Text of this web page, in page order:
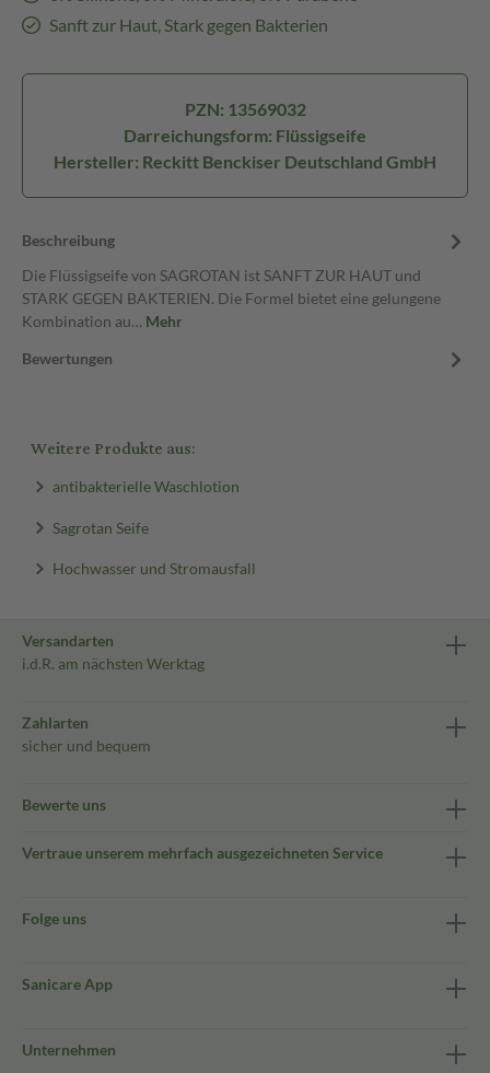
Sanft zur Haut, Stark gegen Bakterien
PZN: 13569032
Darreichungsform: Flüssigseife
Hersteller: Reckitt Benckiser Deutschland GmbH
Beschreibung
Die Flüssigseife von SAGROTAN ist SANFT ZUR HAUT und
STARK GEGEN BAKTERIEN. Die Formel bietet eine gelungene
Kombination au… Mehr
Bewertungen
Weitere Produkte aus:
antibakterielle Waschlotion
Sagrotan Seife
Hochwasser und Stromausfall
Versandarten
i.d.R. am nächsten Werktag
Zahlarten
sicher und bequem
Bewerte uns
Vertraue unserem mehrfach ausgezeichneten Service
Folge uns
Sanicare App
Unternehmen